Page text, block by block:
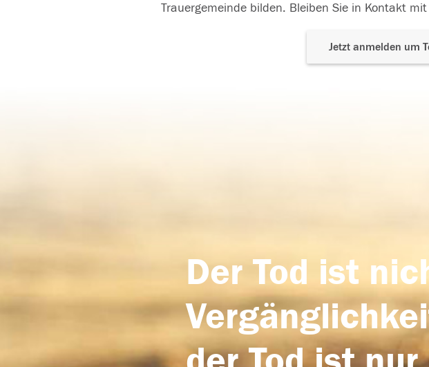
Trauergemeinde bilden. Bleiben Sie in Kontakt
Jetzt anmelden um
Der Tod ist